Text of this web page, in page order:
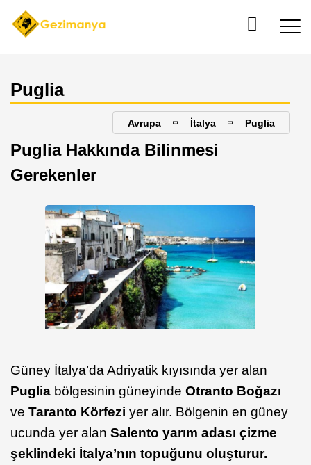
Puglia
Avrupa İtalya Puglia
Puglia Hakkında Bilinmesi
Gerekenler
Güney İtalya’da Adriyatik kıyısında yer alan
Puglia bölgesinin güneyinde Otranto Boğazı
ve Taranto Körfezi yer alır. Bölgenin en güney
ucunda yer alan Salento yarım adası çizme
şeklindeki İtalya’nın topuğunu oluşturur.